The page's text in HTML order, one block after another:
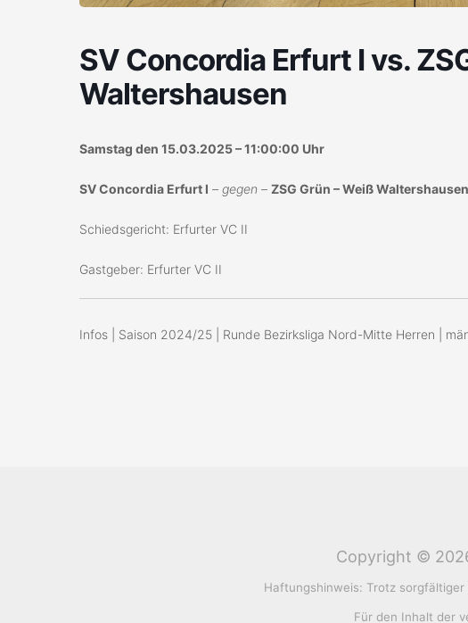
SV Concordia Erfurt I vs.
Waltershausen
Samstag den 15.03.2025 – 11:00:00 Uhr
SV Concordia Erfurt I – gegen – ZSG Grün – Weiß Waltershausen
Schiedsgericht: Erfurter VC II
Gastgeber: Erfurter VC II
Infos | Saison 2024/25 | Runde Bezirksliga Nord-Mitte Herren |
Copyright ©
Haftungshinweis: Trotz
Für den Inhalt der